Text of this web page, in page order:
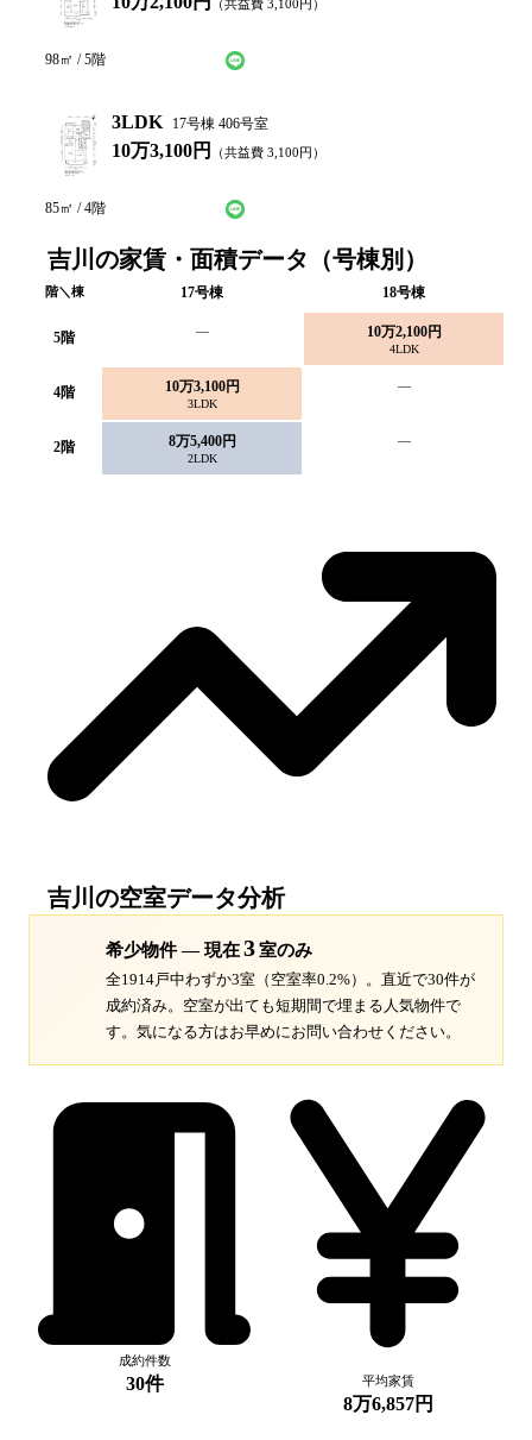
（共益費 3,100円）
98㎡ /5階
3LDK 17号棟 406号室
10万3,100円 （共益費 3,100円）
85㎡ /4階
吉川の家賃・面積データ（号棟別）
階＼棟 17号棟 18号棟
5階 — 10万2,100円
4LDK
4階 10万3,100円
3LDK
—
2階 8万5,400円
2LDK
—
吉川 の空室データ分析
希少物件 — 現在3室のみ
全1914戸中わずか3室（空室率0.2%）。 直近で30件が
成約済み。空室が出ても短期間で埋まる人気物件で
す。 気になる方はお早めにお問い合わせください。
成約件数
30件 平均家賃
8万6,857円